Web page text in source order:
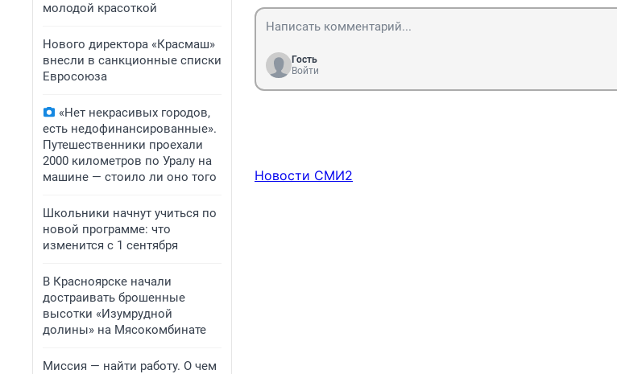
молодой красоткой
Нового директора «Красмаш»
внесли в санкционные списки
Евросоюза
«Нет некрасивых городов,
есть недофинансированные».
Путешественники проехали
2000 километров по Уралу на
машине — стоило ли оно того
Школьники начнут учиться по
новой программе: что
изменится с 1 сентября
В Красноярске начали
достраивать брошенные
высотки «Изумрудной
долины» на Мясокомбинате
Миссия — найти работу. О чем
Гость
Войти
Новости СМИ2